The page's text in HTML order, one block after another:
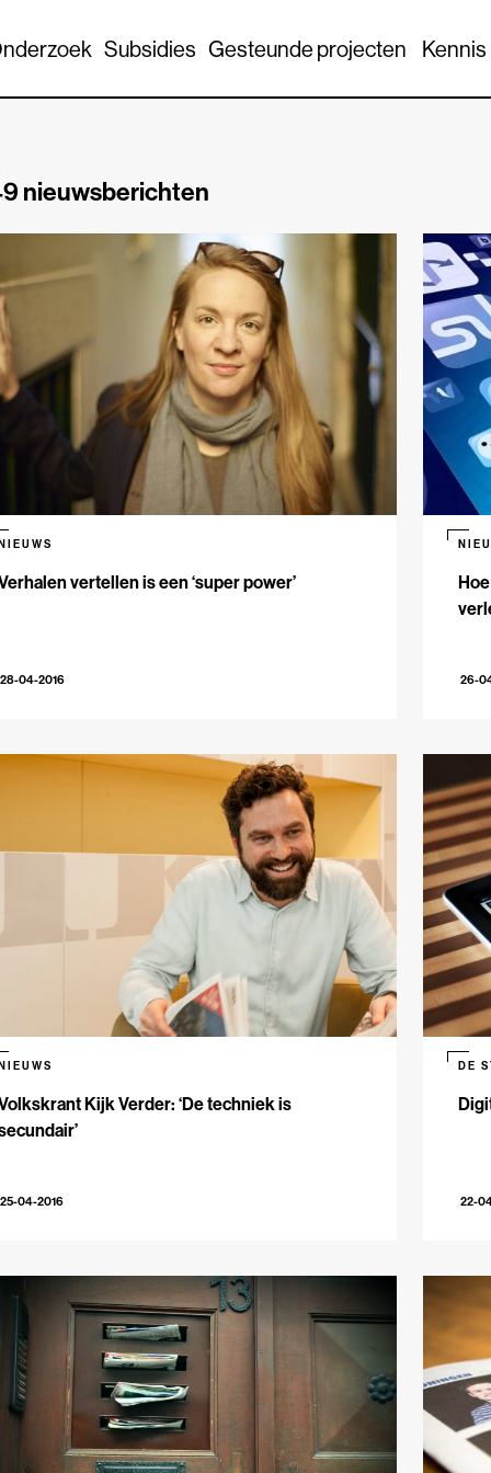
Subsidies Gesteunde projecten Kennis
nieuwsberichten
vertellen is een ‘super power’
28-04-2016 26-
Kijk Verder: ‘De techniek is
25-04-2016
DE
22-